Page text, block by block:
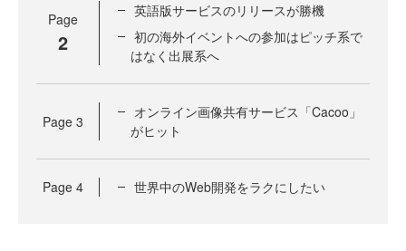
Page
2
英語版サービスのリリースが勝機
初の海外イベントへの参加はピッチ系で
はなく出展系へ
Page 3
オンライン画像共有サービス「Cacoo」
がヒット
Page 4 世界中のWeb開発をラクにしたい